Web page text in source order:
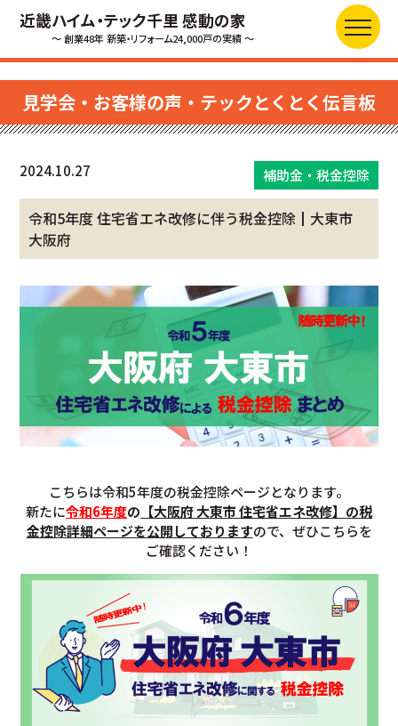
近畿ハイム・テック千里 感動の家
～ 創業48年 新築・リフォーム24,000戸の実績 ～
見学会・お客様の声・テックとくとく伝言板
2024.10.27 補助金・税金控除
令和5年度 住宅省エネ改修に伴う税金控除┃大東市
大阪府
こちらは令和5年度の税金控除ページとなります。
新たに令和6年度の 【大阪府 大東市 住宅省エネ改修】の税
金控除詳細ページを公開しておりますので、ぜひこちらを
ご確認ください！